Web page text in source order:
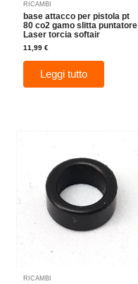
RICAMBI
base attacco per pistola pt
80 co2 gamo slitta puntatore
Laser torcia softair
11,99€
Leggi tutto
RICAMBI